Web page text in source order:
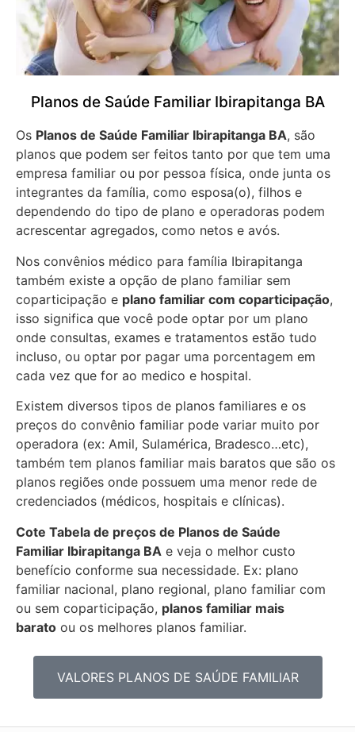
Planos de Saúde Familiar Ibirapitanga BA
Os Planos de Saúde Familiar Ibirapitanga BA, são
planos que podem ser feitos tanto por que tem uma
empresa familiar ou por pessoa física, onde junta os
integrantes da família, como esposa(o), filhos e
dependendo do tipo de plano e operadoras podem
acrescentar agregados, como netos e avós.
Nos convênios médico para família Ibirapitanga
também existe a opção de plano familiar sem
coparticipação e plano familiar com coparticipação,
isso significa que você pode optar por um plano
onde consultas, exames e tratamentos estão tudo
incluso, ou optar por pagar uma porcentagem em
cada vez que for ao medico e hospital.
Existem diversos tipos de planos familiares e os
preços do convênio familiar pode variar muito por
operadora (ex: Amil, Sulamérica, Bradesco…etc),
também tem planos familiar mais baratos que são os
planos regiões onde possuem uma menor rede de
credenciados (médicos, hospitais e clínicas).
Cote Tabela de preços de Planos de Saúde
Familiar Ibirapitanga BA e veja o melhor custo
benefício conforme sua necessidade. Ex: plano
familiar nacional, plano regional, plano familiar com
ou sem coparticipação, planos familiar mais
barato ou os melhores planos familiar.
VALORES PLANOS DE SAÚDE FAMILIAR